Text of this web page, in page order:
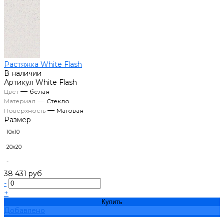
Растяжка White Flash
В наличии
Артикул White Flash
Цвет— белая
Материал — Стекло
Поверхность — Матовая
Размер
10х10
20х20
-
38 431 руб
-
+
Купить
Добавлено